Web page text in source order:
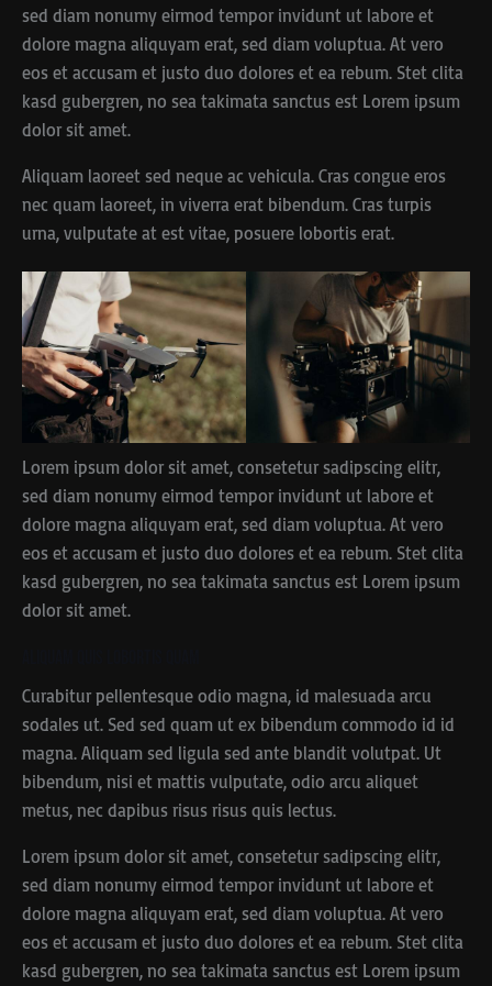
sed diam nonumy eirmod tempor invidunt ut labore et
dolore magna aliquyam erat, sed diam voluptua. At vero
eos et accusam et justo duo dolores et ea rebum. Stet clita
kasd gubergren, no sea takimata sanctus est Lorem ipsum
dolor sit amet.
Aliquam laoreet sed neque ac vehicula. Cras congue eros
nec quam laoreet, in viverra erat bibendum. Cras turpis
urna, vulputate at est vitae, posuere lobortis erat.
Lorem ipsum dolor sit amet, consetetur sadipscing elitr,
sed diam nonumy eirmod tempor invidunt ut labore et
dolore magna aliquyam erat, sed diam voluptua. At vero
eos et accusam et justo duo dolores et ea rebum. Stet clita
kasd gubergren, no sea takimata sanctus est Lorem ipsum
dolor sit amet.
Curabitur pellentesque odio magna, id malesuada arcu
sodales ut. Sed sed quam ut ex bibendum commodo id id
magna. Aliquam sed ligula sed ante blandit volutpat. Ut
bibendum, nisi et mattis vulputate, odio arcu aliquet
metus, nec dapibus risus risus quis lectus.
Lorem ipsum dolor sit amet, consetetur sadipscing elitr,
sed diam nonumy eirmod tempor invidunt ut labore et
dolore magna aliquyam erat, sed diam voluptua. At vero
eos et accusam et justo duo dolores et ea rebum. Stet clita
kasd gubergren, no sea takimata sanctus est Lorem ipsum